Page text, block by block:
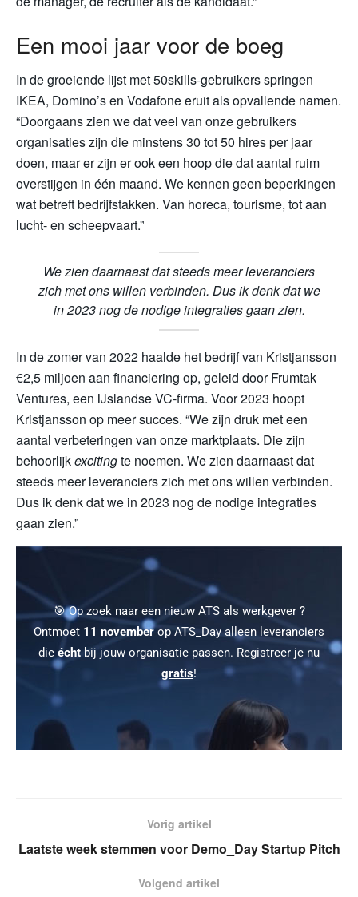
Een mooi jaar voor de boeg
In de groeiende lijst met 50skills-gebruikers springen
IKEA, Domino’s en Vodafone eruit als opvallende namen.
“Doorgaans zien we dat veel van onze gebruikers
organisaties zijn die minstens 30 tot 50 hires per jaar
doen, maar er zijn er ook een hoop die dat aantal ruim
overstijgen in één maand. We kennen geen beperkingen
wat betreft bedrijfstakken. Van horeca, tourisme, tot aan
lucht- en scheepvaart.”
We zien daarnaast dat steeds meer leveranciers
zich met ons willen verbinden. Dus ik denk dat we
in 2023 nog de nodige integraties gaan zien.
In de zomer van 2022 haalde het bedrijf van Kristjansson
€2,5 miljoen aan financiering op, geleid door Frumtak
Ventures, een IJslandse VC-firma. Voor 2023 hoopt
Kristjansson op meer succes. “We zijn druk met een
aantal verbeteringen van onze marktplaats. Die zijn
behoorlijkexcitingte noemen. We zien daarnaast dat
steeds meer leveranciers zich met ons willen verbinden.
Dus ik denk dat we in 2023 nog de nodige integraties
gaan zien.”
🎯 Op zoek naar een nieuw ATS als werkgever ?
Ontmoet 11 novemberop ATS_Day alleen leveranciers
die écht bij jouw organisatie passen. Registreer je nu
gratis!
Vorig artikel
Laatste week stemmen voor Demo_Day Startup Pitch
Volgend artikel